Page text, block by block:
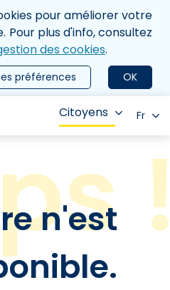
pour améliorer votre
Pour plus d'info, consultez
des cookies.
OK
préférences
Citoyens Fr
n'est